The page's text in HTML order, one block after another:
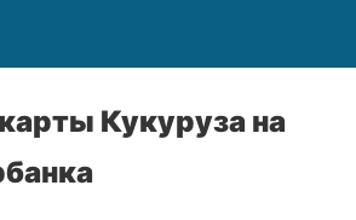
Кукуруза на